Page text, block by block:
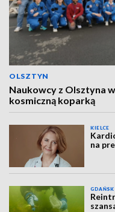
OLSZTYN
Naukowcy z Olsztyna
kosmiczną koparką
KIELCE
na
GDAŃSK